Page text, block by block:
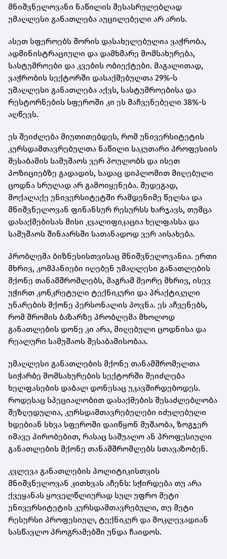
მნიშვნელოვანი ნაწილის შესასრულებლად
უმაღლესი განათლება აუცილებელი არ არის.
ასეთ სფეროებს შორის დასახელებულია ვაჭრობა,
ადმინისტრაციული და დამხმარე მომსახურება,
სასტუმროები და კვების ობიექტები. მაგალითად,
ვაჭრობის სექტორში დასაქმებულთა 29%-ს
უმაღლესი განათლება აქვს, სასტუმროებისა და
რესტორნების სფეროში კი ეს მაჩვენებელი 38%-ს
აღწევს.
ეს შეიძლება მიუთითებდეს, რომ უნივერსიტეტის
კურსდამთავრებულთა ნაწილი საკუთარი პროფესიის
შესაბამის სამუშაოს ვერ პოულობს და ისეთ
პოზიციებზე გადადის, სადაც დიპლომით მიღებული
ცოდნა სრულად არ გამოიყენება. შედეგად,
მოქალაქე უნივერსიტეტში რამდენიმე წელსა და
მნიშვნელოვან ფინანსურ რესურსს ხარჯავს, თუმცა
დასაქმებისას მისი კვალიფიკაცია ხელფასსა და
სამუშაოს შინაარსში სათანადოდ ვერ აისახება.
პრობლემა ბიზნესისთვისაც მნიშვნელოვანია. ერთი
მხრივ, კომპანიები იღებენ უმაღლესი განათლების
მქონე თანამშრომლებს, მაგრამ მეორე მხრივ, ისევ
უჭირთ კონკრეტული ტექნიკური და პრაქტიკული
უნარების მქონე პერსონალის პოვნა. ეს აჩვენებს,
რომ შრომის ბაზარზე პრობლემა მხოლოდ
განათლების დონე კი არა, მიღებული ცოდნისა და
რეალური სამუშაოს შესაბამისობაა.
უმაღლესი განათლების მქონე თანამშრომელთა
სიჭარბე მომსახურების სექტორში შეიძლება
ხელფასების დაბალ დონესაც უკავშირდებოდეს.
როდესაც სპეციალობით დასაქმების შესაძლებლობა
შეზღუდულია, კურსდამთავრებულები იძულებული
ხდებიან სხვა სფეროში დაიწყონ მუშაობა, ზოგჯერ
იმავე პირობებით, რასაც საშუალო ან პროფესიული
განათლების მქონე თანამშრომლებს სთავაზობენ.
კვლევა განათლების პოლიტიკისთვის
მნიშვნელოვან კითხვას აჩენს: სჭირდება თუ არა
ქვეყანას ყოველწლიურად სულ უფრო მეტი
უნივერსიტეტის კურსდამთავრებული, თუ მეტი
რესურსი პროფესიულ, ტექნიკურ და მოკლევადიან
სასწავლო პროგრამებში უნდა ჩაიდოს.